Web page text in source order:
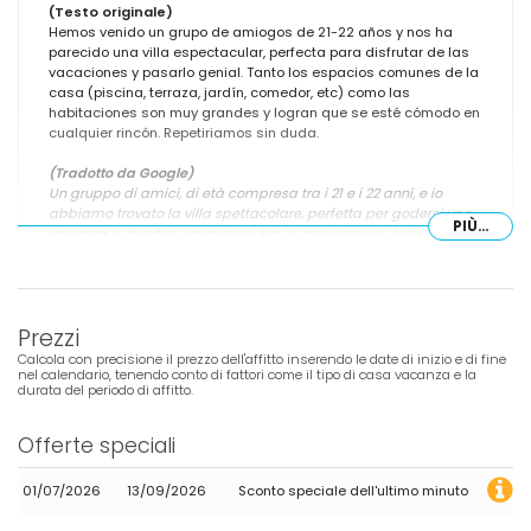
(Testo originale)
Hemos venido un grupo de amiogos de 21-22 años y nos ha
parecido una villa espectacular, perfecta para disfrutar de las
vacaciones y pasarlo genial. Tanto los espacios comunes de la
casa (piscina, terraza, jardín, comedor, etc) como las
habitaciones son muy grandes y logran que se esté cómodo en
cualquier rincón. Repetiriamos sin duda.
(Tradotto da Google)
Un gruppo di amici, di età compresa tra i 21 e i 22 anni, e io
abbiamo trovato la villa spettacolare, perfetta per godersi una
vacanza e divertirsi un mondo. Sia le aree comuni della casa
angolo. Ci torneremmo sicuramente.
- 9,4
Gruppi di amici - Giugno 2026 - Paesi Bassi :
Wij hebben vooral erg genoten van deze villa en gezellige
inrichting met grote ingebouwde tv en elektrische haard. Buiten
op het terras is het uitzicht heel mooi en de gezellige stadjes
PIÙ...
Prezzi
Calcola con precisione il prezzo dell'affitto inserendo le date di inizio e di fine
nel calendario, tenendo conto di fattori come il tipo di casa vacanza e la
durata del periodo di affitto.
Offerte speciali
01/07/2026 13/09/2026 Sconto speciale dell'ultimo minuto